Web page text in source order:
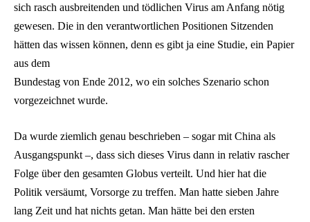
sich rasch ausbreitenden und tödlichen Virus am Anfang nötig
gewesen. Die in den verantwortlichen Positionen Sitzenden
hätten das wissen können, denn es gibt ja eine Studie, ein Papier
aus dem
Bundestag von Ende 2012, wo ein solches Szenario schon
vorgezeichnet wurde.
Da wurde ziemlich genau beschrieben – sogar mit China als
Ausgangspunkt –, dass sich dieses Virus dann in relativ rascher
Folge über den gesamten Globus verteilt. Und hier hat die
Politik versäumt, Vorsorge zu treffen. Man hatte sieben Jahre
lang Zeit und hat nichts getan. Man hätte bei den ersten